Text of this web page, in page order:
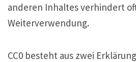
anderen Inhaltes verhindert
Weiterverwendung.
CC0 besteht aus zwei